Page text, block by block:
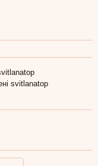
svitlanatop